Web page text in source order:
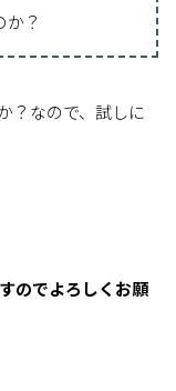
？
？なので、試しに
のでよろしくお願